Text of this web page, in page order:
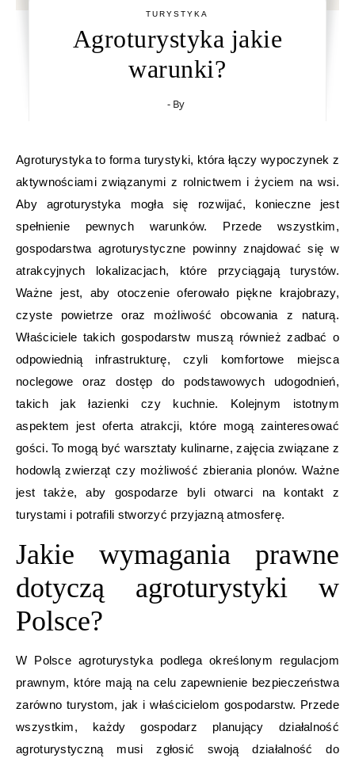
TURYSTYKA
Agroturystyka jakie
warunki?
- By
Agroturystyka to forma turystyki, która łączy wypoczynek z
aktywnościami związanymi z rolnictwem i życiem na wsi.
Aby agroturystyka mogła się rozwijać, konieczne jest
spełnienie pewnych warunków. Przede wszystkim,
gospodarstwa agroturystyczne powinny znajdować się w
atrakcyjnych lokalizacjach, które przyciągają turystów.
Ważne jest, aby otoczenie oferowało piękne krajobrazy,
czyste powietrze oraz możliwość obcowania z naturą.
Właściciele takich gospodarstw muszą również zadbać o
odpowiednią infrastrukturę, czyli komfortowe miejsca
noclegowe oraz dostęp do podstawowych udogodnień,
takich jak łazienki czy kuchnie. Kolejnym istotnym
aspektem jest oferta atrakcji, które mogą zainteresować
gości. To mogą być warsztaty kulinarne, zajęcia związane z
hodowlą zwierząt czy możliwość zbierania plonów. Ważne
jest także, aby gospodarze byli otwarci na kontakt z
turystami i potrafili stworzyć przyjazną atmosferę.
Jakie wymagania prawne
dotyczą agroturystyki w
Polsce?
W Polsce agroturystyka podlega określonym regulacjom
prawnym, które mają na celu zapewnienie bezpieczeństwa
zarówno turystom, jak i właścicielom gospodarstw. Przede
wszystkim, każdy gospodarz planujący działalność
agroturystyczną musi zgłosić swoją działalność do